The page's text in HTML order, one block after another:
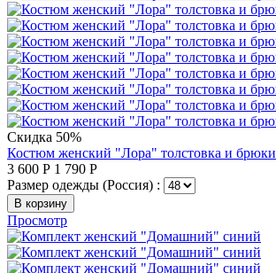
Скидка 50%
Костюм женский "Лора" толстовка и брюки
3 600 Р 1 790 Р
Размер одежды (Россия) :
В корзину
Просмотр